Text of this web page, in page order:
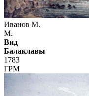
Иванов М.
М.
Вид
Балаклавы
1783
ГРМ